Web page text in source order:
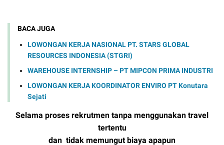
BACA JUGA
LOWONGAN KERJA NASIONAL PT. STARS GLOBAL
RESOURCES INDONESIA (STGRI)
WAREHOUSE INTERNSHIP – PT MIPCON PRIMA INDUSTRI
LOWONGAN KERJA KOORDINATOR ENVIRO PT Konutara
Sejati
Selama proses rekrutmen tanpa menggunakan travel
tertentu
dan tidak memungut biaya apapun